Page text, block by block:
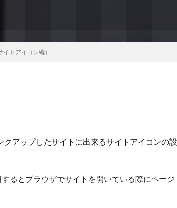
トアイコン編）
アップしたサイトに出来るサイトアイコンの設
るとブラウザでサイトを開いている際にページ